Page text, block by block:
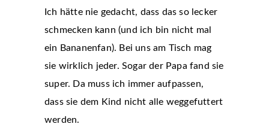
Ich hätte nie gedacht, dass das so lecker
schmecken kann (und ich bin nicht mal
ein Bananenfan). Bei uns am Tisch mag
sie wirklich jeder. Sogar der Papa fand sie
super. Da muss ich immer aufpassen,
dass sie dem Kind nicht alle weggefuttert
werden.